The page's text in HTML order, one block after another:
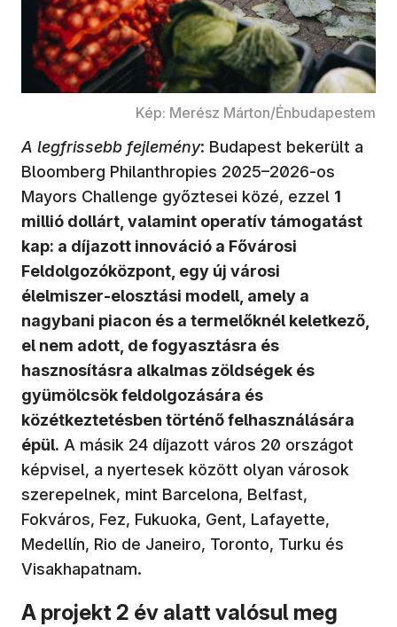
Kép: Merész Márton/Énbudapestem
A legfrissebb fejlemény: Budapest bekerült a
Bloomberg Philanthropies 2025–2026-os
Mayors Challenge győztesei közé, ezzel 1
millió dollárt, valamint operatív támogatást
kap: a díjazott innováció a Fővárosi
Feldolgozóközpont, egy új városi
élelmiszer‑elosztási modell, amely a
nagybani piacon és a termelőknél keletkező,
el nem adott, de fogyasztásra és
hasznosításra alkalmas zöldségek és
gyümölcsök feldolgozására és
közétkeztetésben történő felhasználására
épül. A másik 24 díjazott város 20 országot
képvisel, a nyertesek között olyan városok
szerepelnek, mint Barcelona, Belfast,
Fokváros, Fez, Fukuoka, Gent, Lafayette,
Medellín, Rio de Janeiro, Toronto, Turku és
Visakhapatnam.
A projekt 2 év alatt valósul meg